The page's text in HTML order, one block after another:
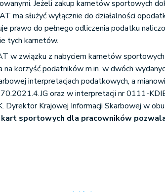
Jeżeli zakup karnetów sportowych
ma służyć wyłącznie do działalności
prawo do pełnego odliczenia podatku
tych karnetów.
w związku z nabyciem karnetów
na korzyść podatników m.in. w dwóch
interpretacjach podatkowych, a
oraz w interpretacji nr 0111-
Dyrektor Krajowej Informacji Skarbowej w
kart sportowych dla pracowników